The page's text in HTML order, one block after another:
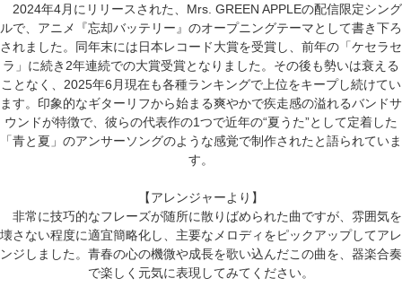
2024年4月にリリースされた、Mrs. GREEN APPLEの配信限定シング
ルで、アニメ『忘却バッテリー』のオープニングテーマとして書き下ろ
されました。同年末には日本レコード大賞を受賞し、前年の「ケセラセ
ラ」に続き2年連続での大賞受賞となりました。その後も勢いは衰える
ことなく、2025年6月現在も各種ランキングで上位をキープし続けてい
ます。印象的なギターリフから始まる爽やかで疾走感の溢れるバンドサ
ウンドが特徴で、彼らの代表作の1つで近年の“夏うた”として定着した
「青と夏」のアンサーソングのような感覚で制作されたと語られていま
す。
【アレンジャーより】
非常に技巧的なフレーズが随所に散りばめられた曲ですが、雰囲気を
壊さない程度に適宜簡略化し、主要なメロディをピックアップしてアレ
ンジしました。青春の心の機微や成長を歌い込んだこの曲を、器楽合奏
で楽しく元気に表現してみてください。